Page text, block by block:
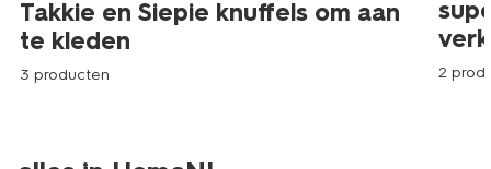
Takkie en Siepie knuffels om aan
te kleden
3 producten 2